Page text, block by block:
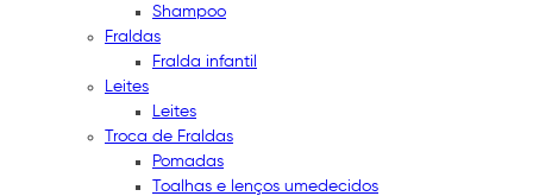
Shampoo
Fraldas
Fralda infantil
Leites
Leites
Troca de Fraldas
Pomadas
Toalhas e lenços umedecidos